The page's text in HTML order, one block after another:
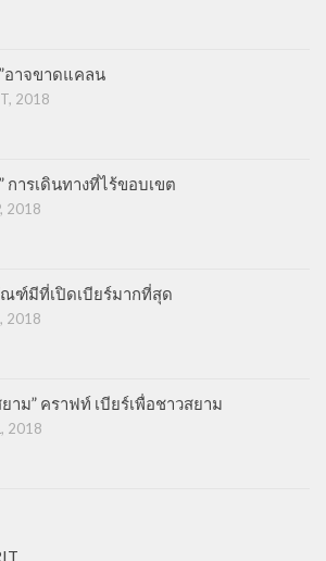
”อาจขาดแคลน
2018
การเดินทางที่ไร้ขอบเขต
2018
ฑ์มีที่เปิดเบียร์มากที่สุด
2018
ยาม” คราฟท์ เบียร์เพื่อชาวสยาม
2018